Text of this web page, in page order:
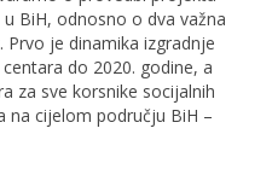
BiH, odnosno o dva važna
je dinamika izgradnje
do 2020. godine, a
za sve korsnike socijalnih
na cijelom području BiH –